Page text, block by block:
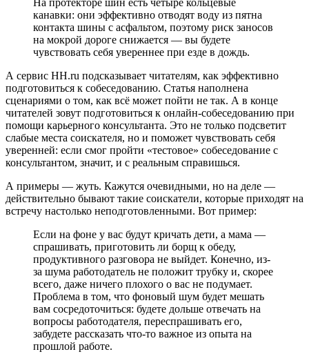
На протекторе шин есть четыре кольцевые
канавки: они эффективно отводят воду из пятна
контакта шины с асфальтом, поэтому риск заносов
на мокрой дороге снижается — вы будете
чувствовать себя увереннее при езде в дождь.
А сервис HH.ru подсказывает читателям, как эффективно
подготовиться к собеседованию. Статья наполнена
сценариями о том, как всё может пойти не так. А в конце
читателей зовут подготовиться к онлайн-собеседованию при
помощи карьерного консультанта. Это не только подсветит
слабые места соискателя, но и поможет чувствовать себя
уверенней: если смог пройти «тестовое» собеседование с
консультантом, значит, и с реальным справишься.
А примеры — жуть. Кажутся очевидными, но на деле —
действительно бывают такие соискатели, которые приходят на
встречу настолько неподготовленными. Вот пример:
Если на фоне у вас будут кричать дети, а мама —
спрашивать, приготовить ли борщ к обеду,
продуктивного разговора не выйдет. Конечно, из-
за шума работодатель не положит трубку и, скорее
всего, даже ничего плохого о вас не подумает.
Проблема в том, что фоновый шум будет мешать
вам сосредоточиться: будете дольше отвечать на
вопросы работодателя, переспрашивать его,
забудете рассказать что-то важное из опыта на
прошлой работе.